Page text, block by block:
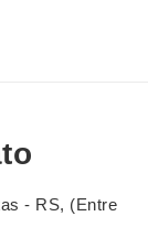
- RS, (Entre